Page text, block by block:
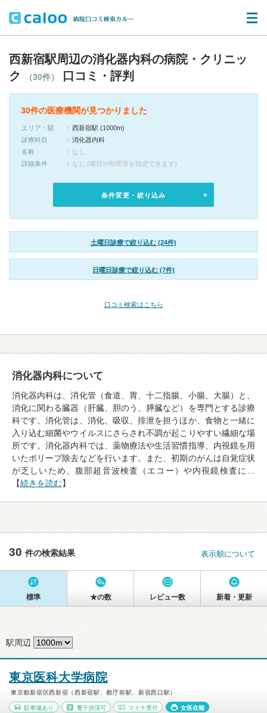
西新宿駅周辺の消化器内科の病院・クリニッ
ク
（30件） 口コミ・評判
30件の医療機関が見つかりました
エリア・駅
西新宿駅 (1000m)
診療科目
消化器内科
名称
なし
詳細条件
なし (曜日や時間帯を指定できます)
条件変更・絞り込み
土曜日診療で絞り込む (24件)
日曜日診療で絞り込む (7件)
口コミ検索はこちら
消化器内科について
消化器内科は、消化管（食道、胃、十二指腸、小腸、大腸）と、
消化に関わる臓器（肝臓、胆のう、膵臓など）を専門とする診療
科です。消化管は、消化、吸収、排泄を担うほか、食物と一緒に
入り込む細菌やウイルスにさらされ不調が起こりやすい繊細な場
所です。消化器内科では、薬物療法や生活習慣指導、内視鏡を用
いたポリープ除去などを行います。また、初期のがんは自覚症状
が乏しいため、腹部超音波検査（エコー）や内視鏡検査に…
【続きを読む】
30 件の検索結果 表示順について
標準 ★の数 レビュー数 新着・更新
駅周辺
東京医科大学病院
東京都新宿区西新宿（西新宿駅、都庁前駅、新宿西口駅）
駐車場あり 電子決済可 マイナ受付 女医在籍